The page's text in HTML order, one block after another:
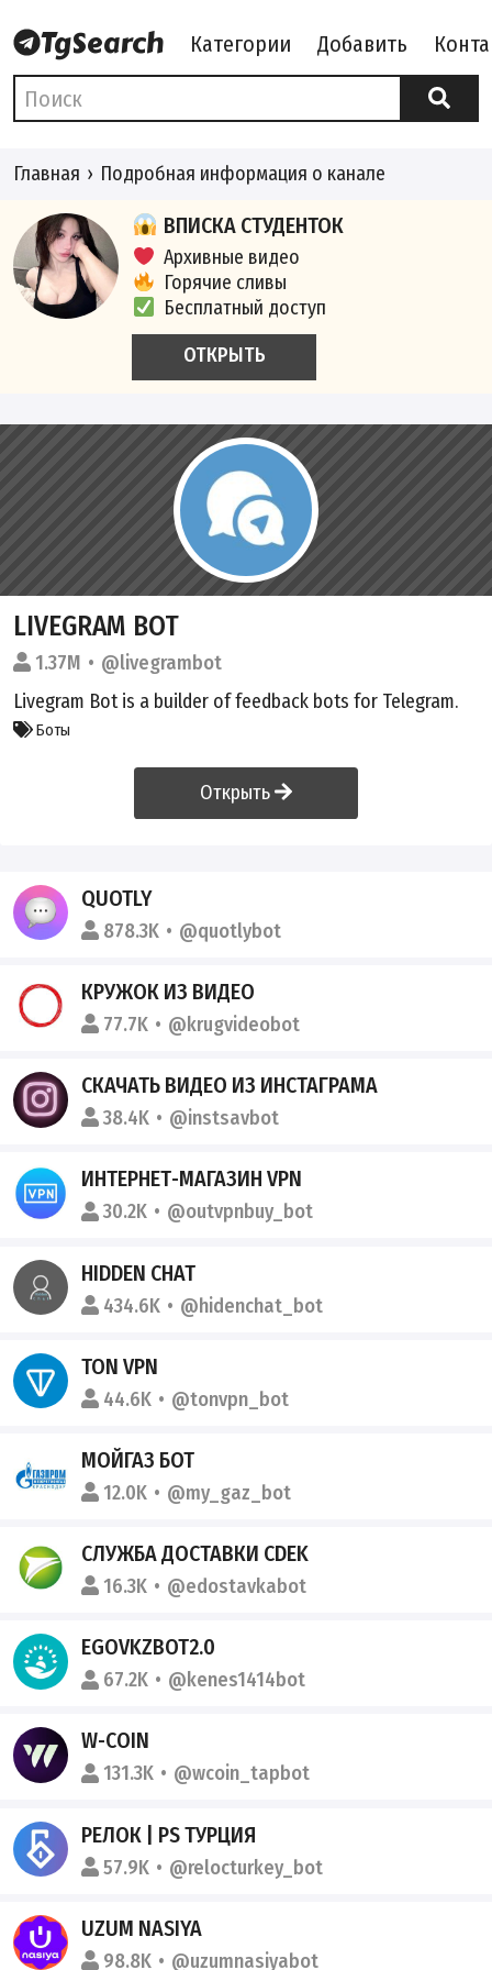
Категории Добавить
Главная Подробная информация о канале
ВПИСКА СТУДЕНТОК
Архивные видео
Горячие сливы
Бесплатный доступ
ОТКРЫТЬ
LIVEGRAM BOT
1.37M
@livegrambot
Livegram Bot is a builder of feedback bots for Telegram.
Боты
Открыть
QUOTLY
878.3K @quotlybot
КРУЖОК ИЗ ВИДЕО
77.7K @krugvideobot
СКАЧАТЬ ВИДЕО ИЗ ИНСТАГРАМА
38.4K @instsavbot
ИНТЕРНЕТ-МАГАЗИН VPN
30.2K @outvpnbuy_bot
HIDDEN CHAT
434.6K @hidenchat_bot
TON VPN
44.6K @tonvpn_bot
МОЙГАЗ БОТ
12.0K @my_gaz_bot
СЛУЖБА ДОСТАВКИ CDEK
16.3K @edostavkabot
EGOVKZBOT2.0
67.2K @kenes1414bot
W-COIN
131.3K @wcoin_tapbot
РЕЛОК | PS ТУРЦИЯ
57.9K @relocturkey_bot
UZUM NASIYA
98.8K @uzumnasiyabot